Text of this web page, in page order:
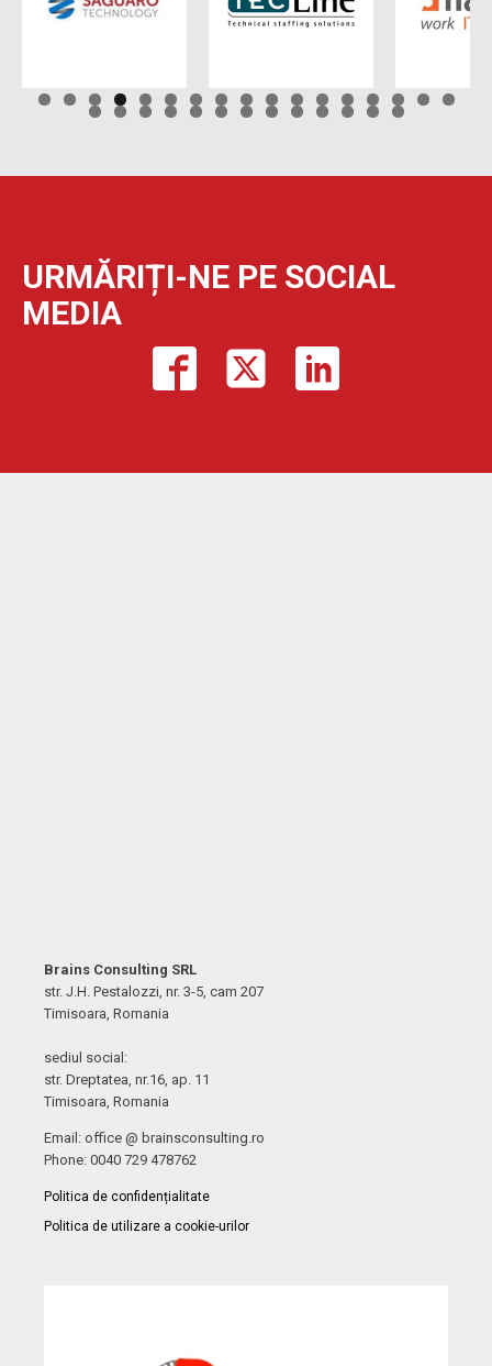
URMĂRIȚI-NE PE SOCIAL
MEDIA
Brains Consulting SRL
str. J.H. Pestalozzi, nr. 3-5, cam 207
Timisoara, Romania
sediul social:
str. Dreptatea, nr.16, ap. 11
Timisoara, Romania
Email: office @ brainsconsulting.ro
Phone: 0040 729 478762
Politica de confidențialitate
Politica de utilizare a cookie-urilor